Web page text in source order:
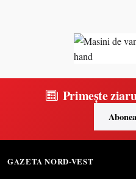
Primește
GAZETA NORD-VEST